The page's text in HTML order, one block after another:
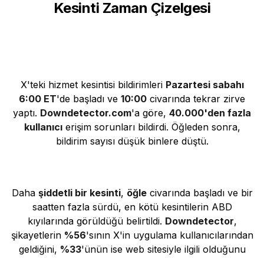
Kesinti Zaman Çizelgesi
X'teki hizmet kesintisi bildirimleri Pazartesi sabahı
6:00 ET'de başladı ve 10:00 civarında tekrar zirve
yaptı. Downdetector.com'a göre, 40.000'den fazla
kullanıcıerişim sorunları bildirdi. Öğleden sonra,
bildirim sayısı düşük binlere düştü.
Daha şiddetli bir kesinti, öğlecivarında başladı ve bir
saatten fazla sürdü, en kötü kesintilerin ABD
kıyılarında görüldüğü belirtildi. Downdetector,
şikayetlerin %56'sının X'in uygulama kullanıcılarından
geldiğini, %33'ünün ise web sitesiyle ilgili olduğunu